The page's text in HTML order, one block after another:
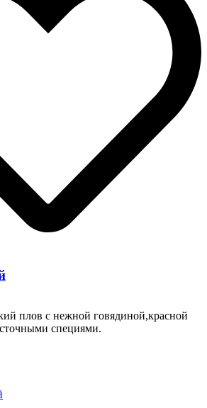
плов с нежной говядиной,красной
специями.